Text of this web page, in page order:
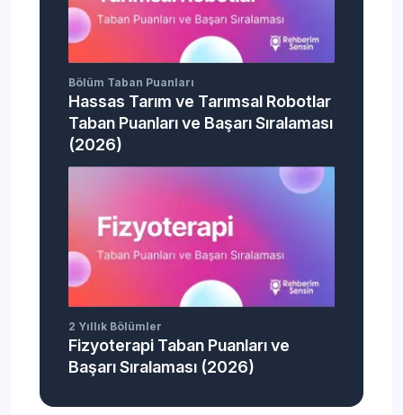
Bölüm Taban Puanları
Hassas Tarım ve Tarımsal Robotlar
Taban Puanları ve Başarı Sıralaması
(2026)
2 Yıllık Bölümler
Fizyoterapi Taban Puanları ve
Başarı Sıralaması (2026)